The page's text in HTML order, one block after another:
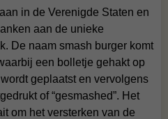
in de Verenigde Staten en
aan de unieke
De naam smash burger komt
een bolletje gehakt op
geplaatst en vervolgens
of “gesmashed”. Het
om het versterken van de